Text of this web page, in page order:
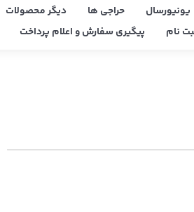
یونیورسال حراجی ها دیگر محصولات
نام پیگیری سفارش و اعلام پرداخت